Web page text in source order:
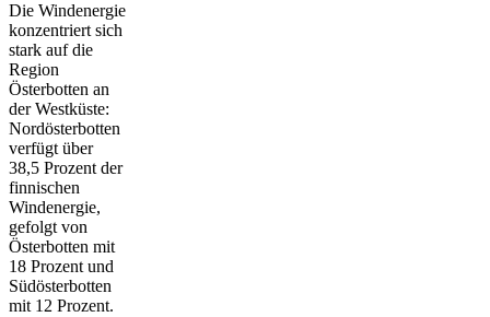
Die Windenergie
konzentriert sich
stark auf die
Region
Österbotten an
der Westküste:
Nordösterbotten
verfügt über
38,5 Prozent der
finnischen
Windenergie,
gefolgt von
Österbotten mit
18 Prozent und
Südösterbotten
mit 12 Prozent.